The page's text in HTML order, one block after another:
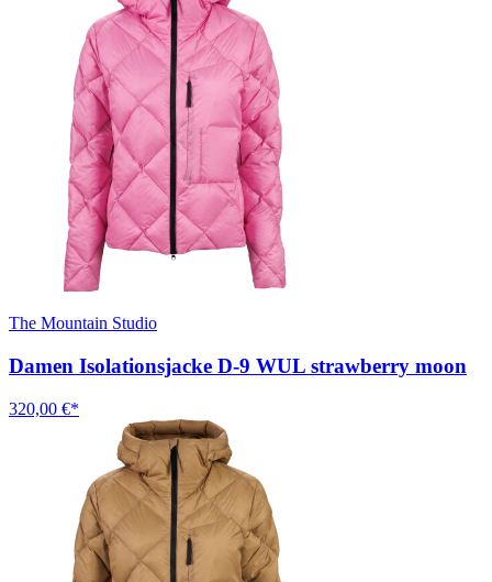
The Mountain Studio
Damen Isolationsjacke D-9 WUL strawberry moon
320,00 €*